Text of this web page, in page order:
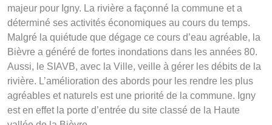
majeur pour Igny. La rivière a façonné la commune et a
déterminé ses activités économiques au cours du temps.
Malgré la quiétude que dégage ce cours d’eau agréable, la
Bièvre a généré de fortes inondations dans les années 80.
Aussi, le SIAVB, avec la Ville, veille à gérer les débits de la
rivière. L’amélioration des abords pour les rendre les plus
agréables et naturels est une priorité de la commune. Igny
est en effet la porte d’entrée du site classé de la Haute